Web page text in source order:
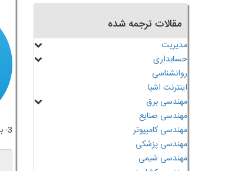
3- با پر کردن فرم زیر همکاران ما در اسرع وقت با شما تماس می گیرند.
مقالات ترجمه شده
مدیریت
حسابداری
روانشناسی
اینترنت اشیا
مهندسی برق
مهندسی صنایع
مهندسی کامپیوتر
مهندسی پزشکی
مهندسی شیمی